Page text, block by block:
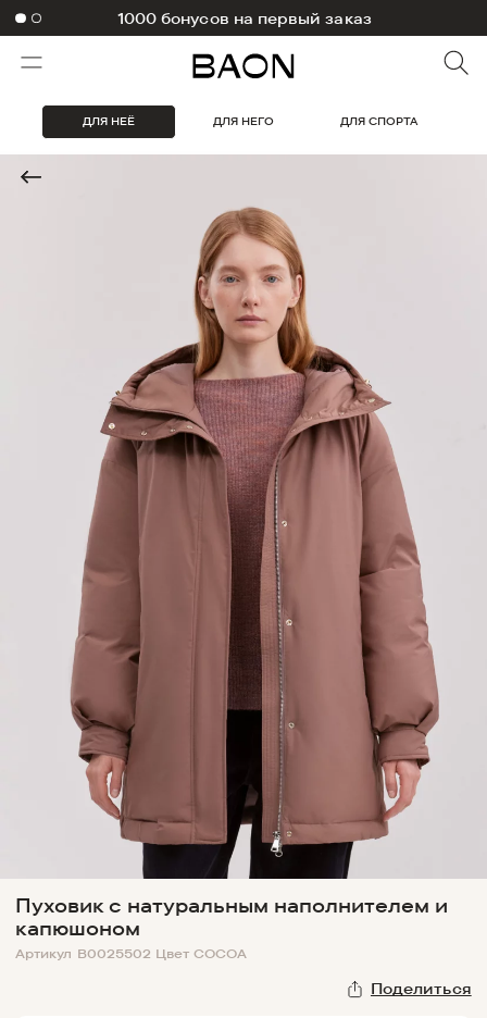
1000 бонусов на первый заказ
ДЛЯ НЕЁ ДЛЯ НЕГО ДЛЯ СПОРТА
Пуховик с натуральным наполнителем и
капюшоном
Артикул B0025502 Цвет COCOA
Поделиться